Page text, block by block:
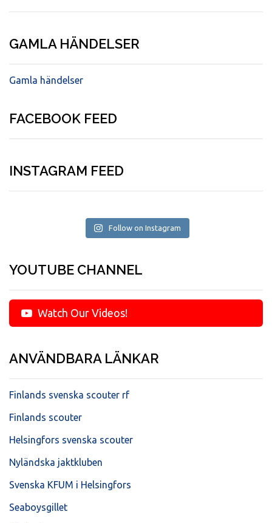
GAMLA HÄNDELSER
Gamla händelser
FACEBOOK FEED
INSTAGRAM FEED
Follow on Instagram
YOUTUBE CHANNEL
Watch Our Videos!
ANVÄNDBARA LÄNKAR
Finlands svenska scouter rf
Finlands scouter
Helsingfors svenska scouter
Nyländska jaktkluben
Svenska KFUM i Helsingfors
Seaboysgillet